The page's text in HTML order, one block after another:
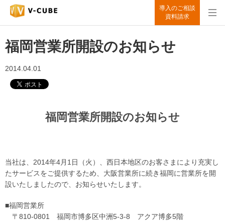
導入のご相談
資料請求
福岡営業所開設のお知らせ
2014.04.01
福岡営業所開設のお知らせ
当社は、2014年4月1日（火）、西日本地区のお客さまにより充実し
たサービスをご提供するため、大阪営業所に続き福岡に営業所を開
設いたしましたので、お知らせいたします。
■福岡営業所
〒810-0801 福岡市博多区中洲5-3-8 アクア博多5階